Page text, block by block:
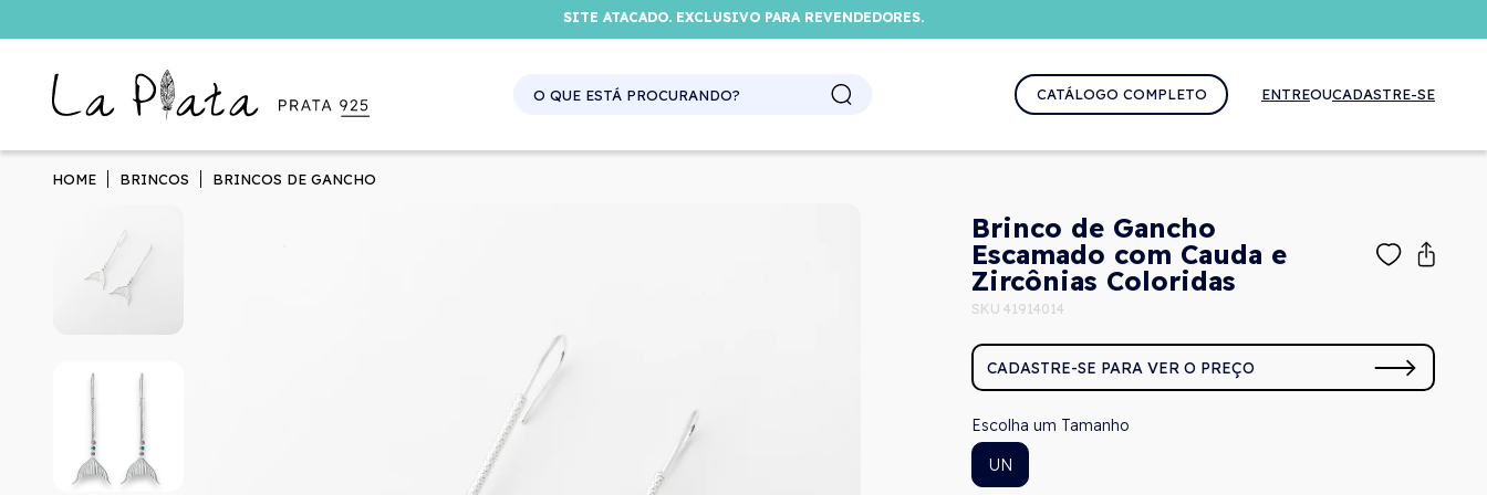
SITE ATACADO. EXCLUSIVO PARA REVENDEDORES.
CATÁLOGO COMPLETO ENTREOUCADASTRE-SE
HOME BRINCOS BRINCOS DE GANCHO
Brinco de Gancho
Escamado com Cauda e
Zircônias Coloridas
SKU 41914014
CADASTRE-SE PARA VER O PREÇO
Tamanho
UN